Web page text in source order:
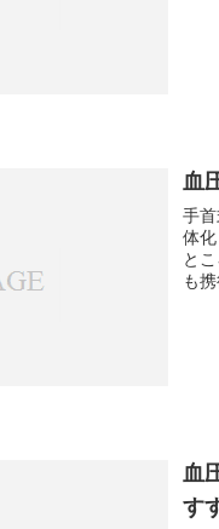
血
手
体
ところが
も
血
す